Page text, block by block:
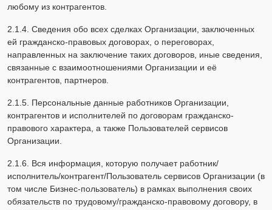
любому из контрагентов.
2.1.4. Сведения обо всех сделках Организации, заключенных
ей гражданско-правовых договорах, о переговорах,
направленных на заключение таких договоров, иные сведения,
связанные с взаимоотношениями Организации и её
контрагентов, партнеров.
2.1.5. Персональные данные работников Организации,
контрагентов и исполнителей по договорам гражданско-
правового характера, а также Пользователей сервисов
Организации.
2.1.6. Вся информация, которую получает работник/
исполнитель/контрагент/Пользователь сервисов Организации (в
том числе Бизнес-пользователь) в рамках выполнения своих
обязательств по трудовому/гражданско-правовому договору, в